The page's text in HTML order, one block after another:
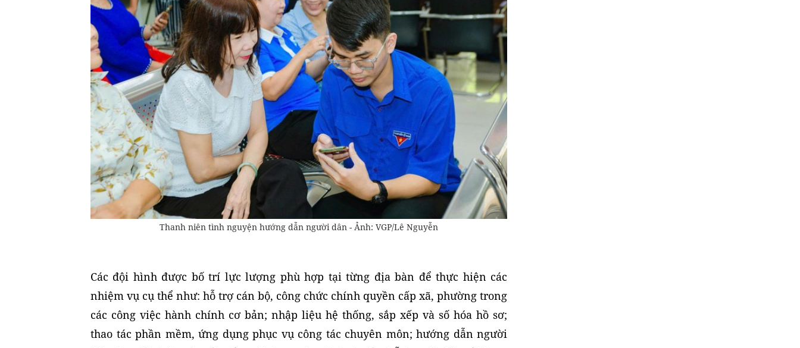
Thanh niên tình nguyện hướng dẫn người dân - Ảnh: VGP/Lê Nguyễn
Các đội hình được bố trí lực lượng phù hợp tại từng địa bàn để thực hiện các
nhiệm vụ cụ thể như: hỗ trợ cán bộ, công chức chính quyền cấp xã, phường trong
các công việc hành chính cơ bản; nhập liệu hệ thống, sắp xếp và số hóa hồ sơ;
thao tác phần mềm, ứng dụng phục vụ công tác chuyên môn; hướng dẫn người